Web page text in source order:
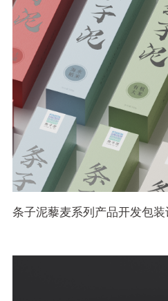
条子泥藜麦系列产品开发包装